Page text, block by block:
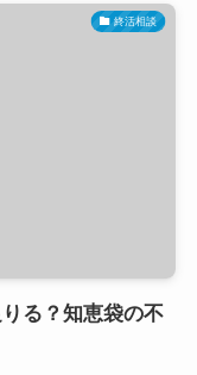
終活相談
る？知恵袋の不